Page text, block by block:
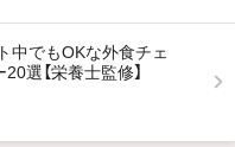
中でもOKな外食チェ
選【栄養士監修】